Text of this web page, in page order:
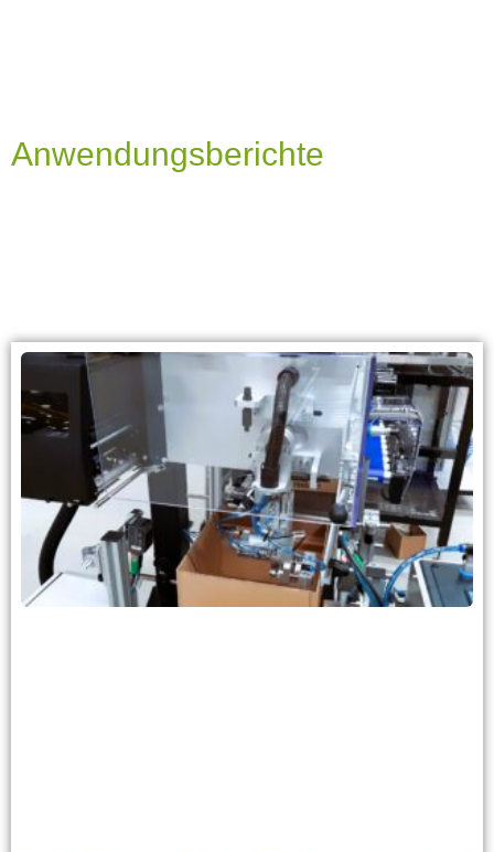
Anwendungsberichte